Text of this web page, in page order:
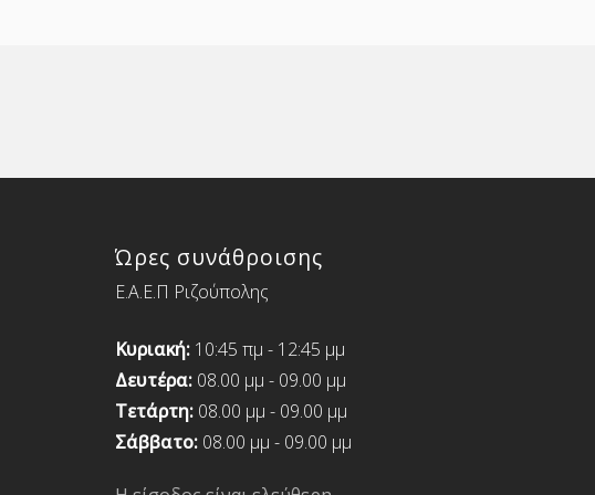
Ώρες συνάθροισης
Ε.Α.Ε.Π Ριζούπολης
Κυριακή:10:45 πμ - 12:45 μμ
Δευτέρα: 08.00 μμ - 09.00 μμ
Τετάρτη: 08.00 μμ - 09.00 μμ
Σάββατο:08.00 μμ - 09.00 μμ